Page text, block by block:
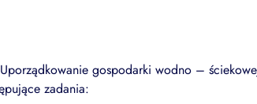
gospodarki wodno –
zadania: